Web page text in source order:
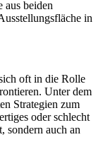
aus beiden
in
oft in die Rolle
Unter dem
Strategien zum
oder schlecht
sondern auch an